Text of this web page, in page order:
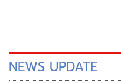
NEWS UPDATE